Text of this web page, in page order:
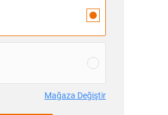
Mağaza Değiştir